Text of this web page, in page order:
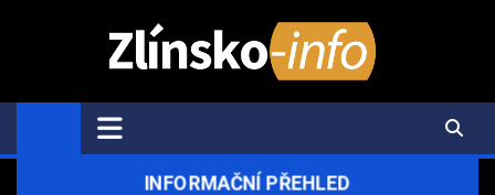
Zlínsko-Info.cz
Aktuální informace z regionu a zpravodajství
INFORMAČNÍ PŘEHLED